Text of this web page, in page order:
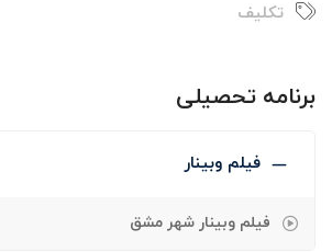
تکلیف
برنامه تحصیلی
فیلم وبینار
فیلم وبینار شهر مشق